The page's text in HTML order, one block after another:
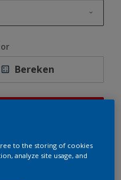
Bereken
de gaten, we werken
te vullen.
to the storing of cookies
analyze site usage, and